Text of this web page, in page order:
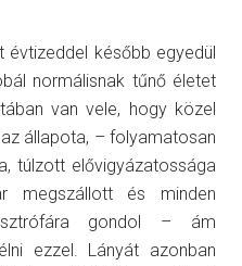
évtizeddel később egyedül
normálisnak tűnő életet
van vele, hogy közel
állapota, – folyamatosan
túlzott elővigyázatossága
megszállott és minden
gondol – ám
ezzel. Lányát azonban